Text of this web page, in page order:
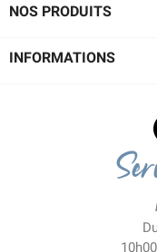
NOS PRODUITS
INFORMATIONS